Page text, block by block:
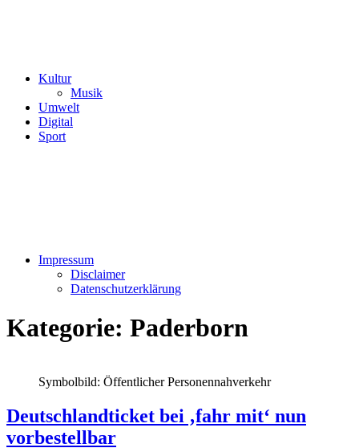
Kultur
Musik
Umwelt
Digital
Sport
Impressum
Disclaimer
Datenschutzerklärung
Kategorie: Paderborn
Symbolbild: Öffentlicher Personennahverkehr
Deutschlandticket bei ‚fahr mit‘ nun
vorbestellbar